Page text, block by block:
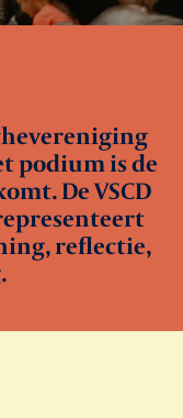
podium is de
De VSCD
reflectie,